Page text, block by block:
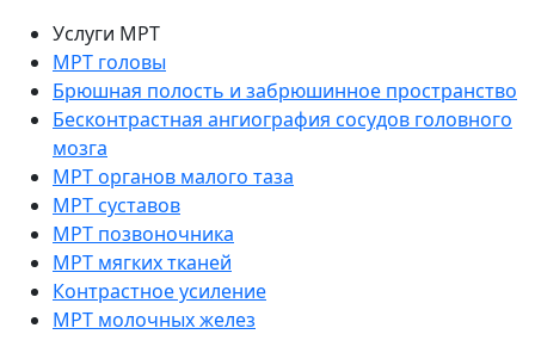
Услуги МРТ
МРТ головы
Брюшная полость и забрюшинное пространство
Бесконтрастная ангиография сосудов головного
мозга
МРТ органов малого таза
МРТ суставов
МРТ позвоночника
МРТ мягких тканей
Контрастное усиление
МРТ молочных желез